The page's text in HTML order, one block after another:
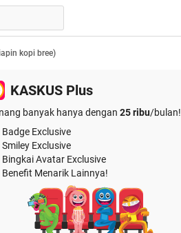
kopi bree)
KASKUS Plus
banyak hanya dengan 25 ribu/bulan!
Badge Exclusive
Smiley Exclusive
Bingkai Avatar Exclusive
Benefit Menarik Lainnya!